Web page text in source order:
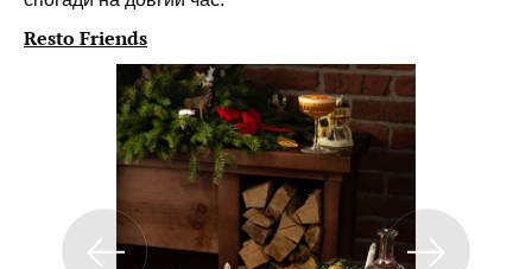
Resto Friends